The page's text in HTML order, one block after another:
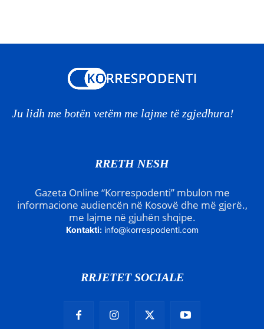
Ju lidh me botën vetëm me lajme të zgjedhura!
RRETH NESH
Gazeta Online “Korrespodenti” mbulon me
informacione audiencën në Kosovë dhe më gjerë.,
me lajme në gjuhën shqipe.
Kontakti: info@korrespodenti.com
RRJETET SOCIALE